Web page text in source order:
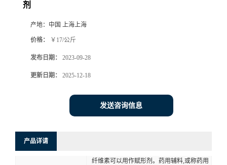
剂
产地： 中国 上海上海
价格： ￥17/公斤
发布日期： 2023-09-28
更新日期： 2025-12-18
发送咨询信息
产品详请
纤维素可以用作赋形剂。药用辅料,或称药用